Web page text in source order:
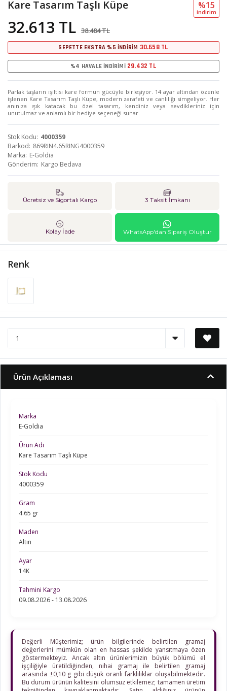
Kare Tasarım Taşlı Küpe
32.613 TL 38.484 TL
%15
i̇ndi̇ri̇m
SEPETTE EKSTRA %5 İNDİRİM 30.658 TL
%4 HAVALE İNDİRİMİ 29.432 TL
Parlak taşların ışıltısı kare formun gücüyle birleşiyor. 14 ayar altından özenle
işlenen Kare Tasarım Taşlı Küpe, modern zarafeti ve canlılığı simgeliyor. Her
anınıza ışık katacak bu özel tasarım, kendiniz veya sevdikleriniz için
unutulmaz ve anlamlı bir hediye seçeneği sunar.
Stok Kodu 4000359
Barkod 869RIN4.65RING4000359
Marka E-Goldia
Gönderim Kargo Bedava
Ücretsiz ve Sigortalı Kargo 3 Taksit İmkanı
Kolay İade WhatsApp'dan Sipariş Oluştur
Renk
Ürün Açıklaması
Marka
E-Goldia
Ürün Adı
Kare Tasarım Taşlı Küpe
Stok Kodu
4000359
Gram
4.65 gr
Maden
Altın
Ayar
14K
Tahmini Kargo
09.08.2026 - 13.08.2026
Değerli Müşterimiz; ürün bilgilerinde belirtilen gramaj
değerlerini mümkün olan en hassas şekilde yansıtmaya özen
göstermekteyiz. Ancak altın ürünlerimizin büyük bölümü el
işçiliğiyle üretildiğinden, nihai gramaj ile belirtilen gramaj
arasında ±0,10 g gibi düşük oranlı farklılıklar oluşabilmektedir.
Bu durum ürünün kalitesini olumsuz etkilemez; tamamen üretim